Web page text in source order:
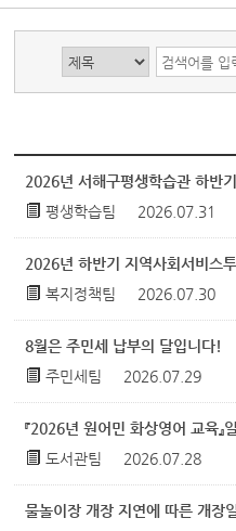
2026년 서해구평생학습관 하반
평생학습팀
2026.07.31
2026년 하반기 지역사회서비스
복지정책팀
2026.07.30
8월은 주민세 납부의 달입니다!
주민세팀
2026.07.29
『2026년 원어민 화상영어 교육
도서관팀
2026.07.28
물놀이장 개장 지연에 따른 개장